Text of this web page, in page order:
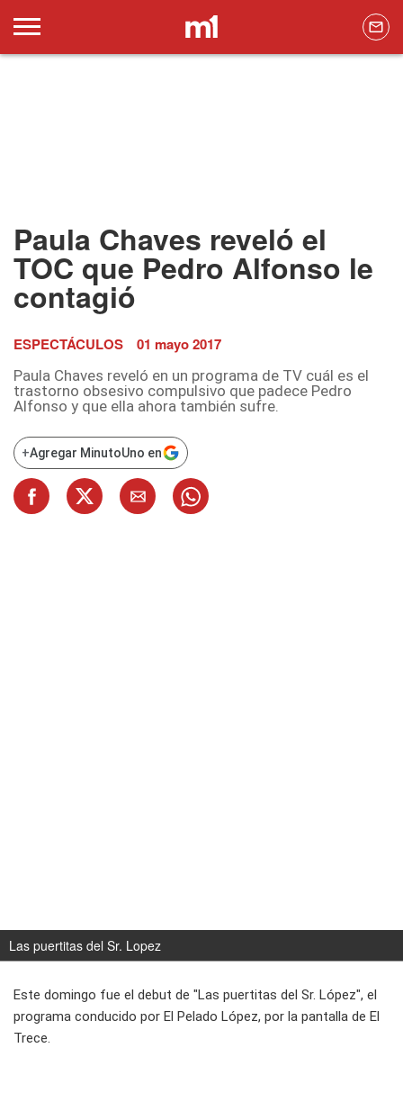
Paula Chaves reveló el
TOC que Pedro Alfonso le
contagió
ESPECTÁCULOS 01 mayo 2017
Paula Chaves reveló en un programa de TV cuál es el
trastorno obsesivo compulsivo que padece Pedro
Alfonso y que ella ahora también sufre.
+Agregar MinutoUno en
Las puertitas del Sr. Lopez
Este domingo fue el debut de "Las puertitas del Sr. López", el
programa conducido por El Pelado López, por la pantalla de El
Trece.